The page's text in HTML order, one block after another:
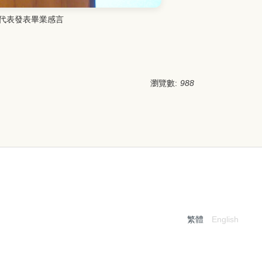
表發表畢業感言
瀏覽數: 988
繁體 English